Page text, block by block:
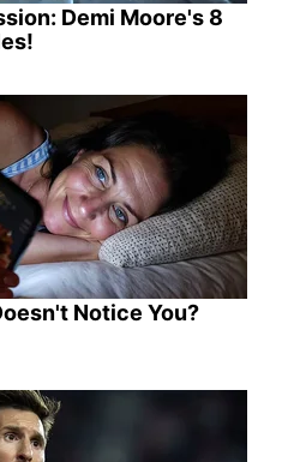
Demi Moore's 8
Notice You?